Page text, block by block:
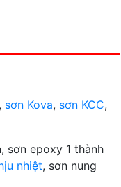
sơn Kova, sơn KCC,
sơn epoxy 1 thành
nhiệt, sơn nung